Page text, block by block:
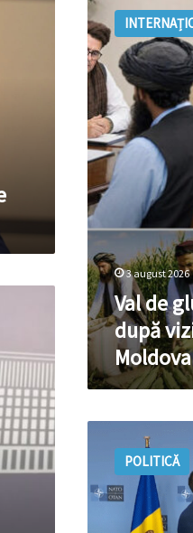
de
glume
pe
rețelele
sociale
după
vizita
delegației
afgane
în
R.
Moldova
3 august 2026
Val de
după
Moldova
dorește
aprofundarea
parteneriatului
POLITICĂ